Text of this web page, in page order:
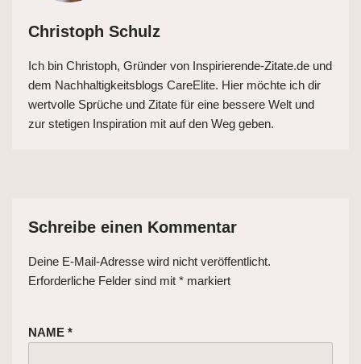
Christoph Schulz
Ich bin Christoph, Gründer von Inspirierende-Zitate.de und
dem Nachhaltigkeitsblogs CareElite. Hier möchte ich dir
wertvolle Sprüche und Zitate für eine bessere Welt und
zur stetigen Inspiration mit auf den Weg geben.
Schreibe einen Kommentar
Deine E-Mail-Adresse wird nicht veröffentlicht.
Erforderliche Felder sind mit * markiert
NAME *